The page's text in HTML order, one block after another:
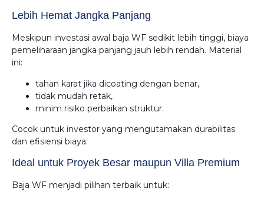
Lebih Hemat Jangka Panjang
Meskipun investasi awal baja WF sedikit lebih tinggi, biaya
pemeliharaan jangka panjang jauh lebih rendah. Material
ini:
tahan karat jika dicoating dengan benar,
tidak mudah retak,
minim risiko perbaikan struktur.
Cocok untuk investor yang mengutamakan durabilitas
dan efisiensi biaya.
Ideal untuk Proyek Besar maupun Villa Premium
Baja WF menjadi pilihan terbaik untuk: